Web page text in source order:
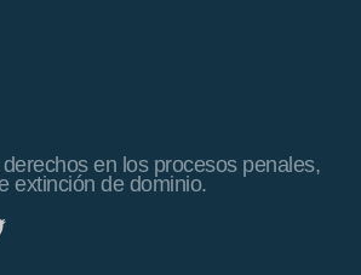
en los procesos penales,
extinción de dominio.